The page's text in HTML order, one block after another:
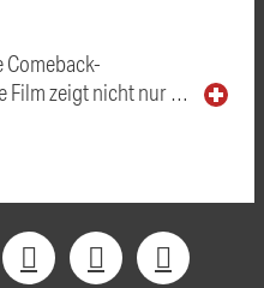
Film zeigt nicht nur …